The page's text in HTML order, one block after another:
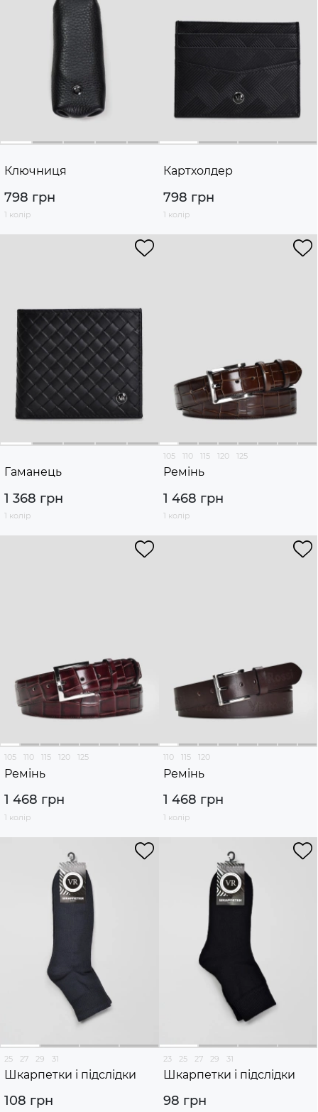
Ключниця
798 грн
1 колір
Картхолдер
798 грн
1 колір
Гаманець
1 368 грн
1 колір
105 110 115 120 125
Ремінь
1 468 грн
1 колір
105 110 115 120 125
Ремінь
1 468 грн
1 колір
110 115 120
Ремінь
1 468 грн
1 колір
25 27 29 31
Шкарпетки і підслідки
108 грн
23 25 27 29 31
Шкарпетки і підслідки
98 грн